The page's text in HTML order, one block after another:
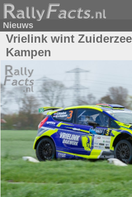
Nieuws
Vrielink wint
Kampen